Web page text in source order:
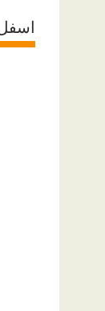
اسفل